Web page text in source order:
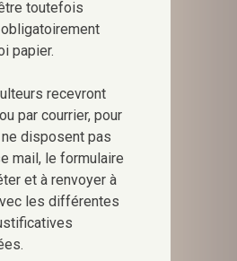
toutefois
papier.
recevront
par courrier, pour
disposent pas
mail, le formulaire
et à renvoyer à
les différentes